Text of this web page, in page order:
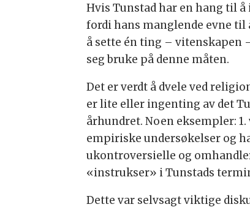
Hvis Tunstad har en hang til
fordi hans manglende evne
å sette én ting – vitenskapen
seg bruke på denne måten.
Det er verdt å dvele ved
er lite eller ingenting av det
århundret. Noen eksempler:
empiriske undersøkelser og
ukontroversielle og
«instrukser» i Tunstads
Dette var selvsagt viktige